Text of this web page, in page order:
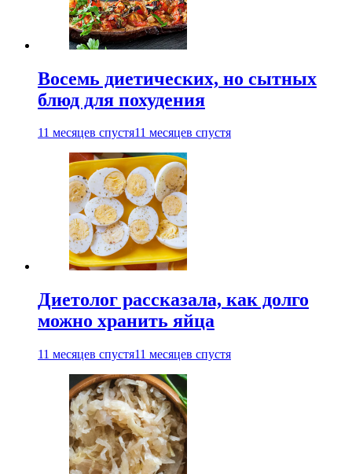
Восемь диетических, но сытных
блюд для похудения
11 месяцев спустя11 месяцев спустя
Диетолог рассказала, как долго
можно хранить яйца
11 месяцев спустя11 месяцев спустя